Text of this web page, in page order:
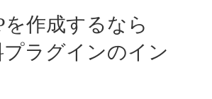
作成するなら
プラグインのイン